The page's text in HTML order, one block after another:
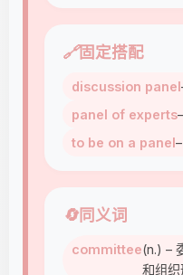
🔗固定搭配
discussion panel
panel of experts
to be on a panel
🔄同义词
committee(n.) –
和组织